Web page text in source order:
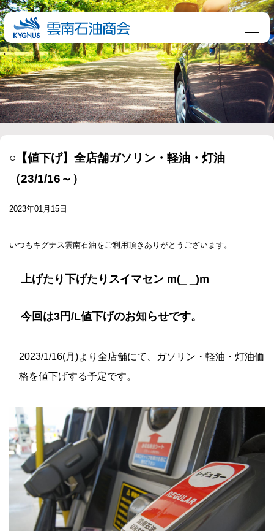
○【値下げ】全店舗ガソリン・軽油・灯油
（23/1/16～）
2023年01月15日
いつもキグナス雲南石油をご利用頂きありがとうございます。
上げたり下げたりスイマセン m(_ _)m
今回は3円/L値下げのお知らせです。
2023/1/16(月)より全店舗にて、ガソリン・軽油・灯油価
格を値下げする予定です。